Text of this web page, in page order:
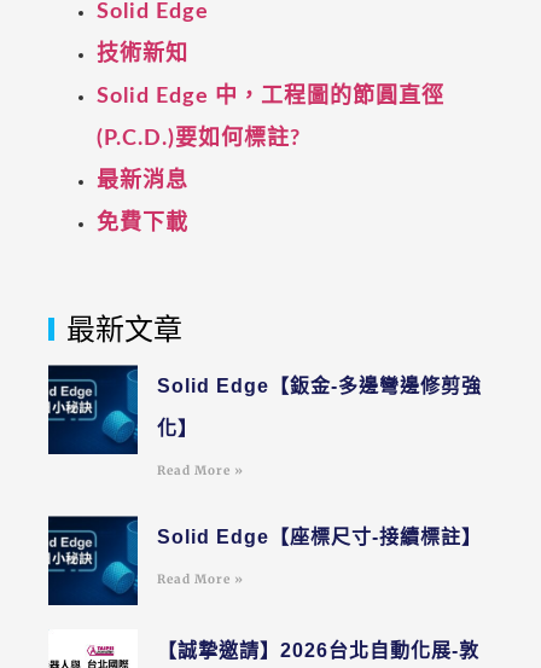
Solid Edge
技術新知
Solid Edge 中，工程圖的節圓直徑
(P.C.D.)要如何標註?
最新消息
免費下載
最新文章
Solid Edge【鈑金-多邊彎邊修剪強
化】
Read More »
Solid Edge【座標尺寸-接續標註】
Read More »
【誠摯邀請】2026台北自動化展-敦